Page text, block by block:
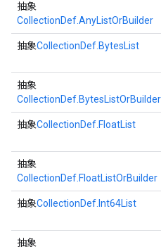
抽象
CollectionDef.AnyListOrBuilder
抽象CollectionDef.BytesList
抽象
CollectionDef.BytesListOrBuilder
抽象CollectionDef.FloatList
抽象
CollectionDef.FloatListOrBuilder
抽象CollectionDef.Int64List
抽象